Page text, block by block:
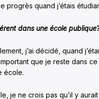
progrès quand j’étais
dans une école
j’ai décidé, quand
que je reste dans ce
école.
je ne crois pas qu’il y aurait